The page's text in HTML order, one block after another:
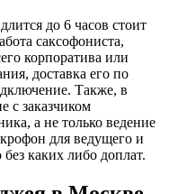
до 6 часов стоит
саксофониста,
корпоратива или
доставка его по
Также, в
с заказчиком
а не только ведение
для ведущего и
без каких либо доплат.